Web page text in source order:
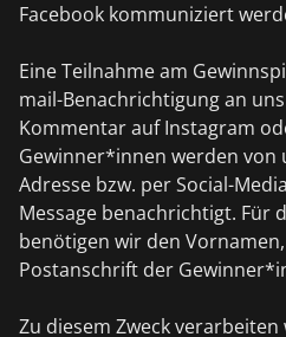
Facebook kommuniziert
Eine Teilnahme am
mail-Benachrichtigung an
Kommentar auf Instagram
Gewinner*innen werden von
Adresse bzw. per Social-
Message benachrichtigt. Für
benötigen wir den
Postanschrift der
Zu diesem Zweck verarbeiten